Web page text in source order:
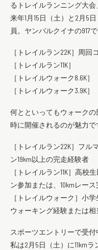
るトレイルランニング大会
来年1月15日（土）と2月5
員。ヤンバルクイナの917で
［トレイルラン22K］周回
［トレイルラン11K］
［トレイルウォーク8.6K］
［トレイルウォーク3.9K］
何とといってもウォーク
時に開催されるのが魅力で
［トレイルラン22K］フ
ン19km以上の完走経験者
［トレイルラン11K］高校
ン参加または、10kmレー
［トレイルウォーク］小
ウォーキング経験または相
スポーツエントリーで受付
私は2月5日（土）に11km